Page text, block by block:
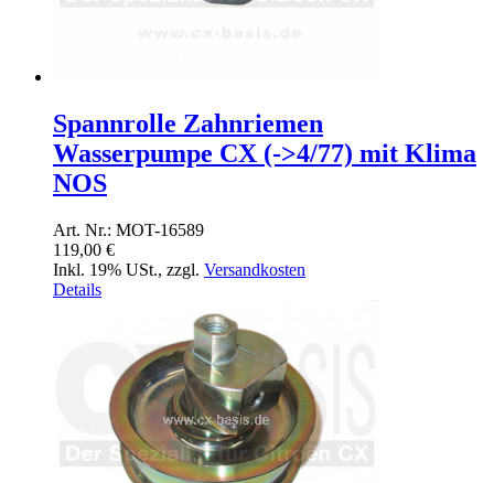
Spannrolle Zahnriemen
Wasserpumpe CX (->4/77) mit Klima
NOS
Art. Nr.: MOT-16589
119,00 €
Inkl. 19% USt., zzgl. Versandkosten
Details